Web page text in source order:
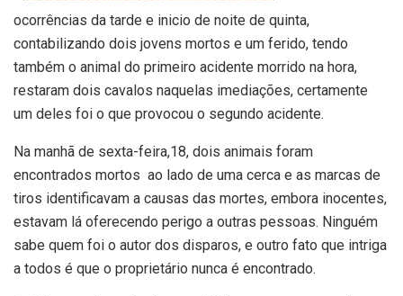
ocorrências da tarde e inicio de noite de quinta,
contabilizando dois jovens mortos e um ferido, tendo
também o animal do primeiro acidente morrido na hora,
restaram dois cavalos naquelas imediações, certamente
um deles foi o que provocou o segundo acidente.
Na manhã de sexta-feira,18, dois animais foram
encontrados mortos ao lado de uma cerca e as marcas de
tiros identificavam a causas das mortes, embora inocentes,
estavam lá oferecendo perigo a outras pessoas. Ninguém
sabe quem foi o autor dos disparos, e outro fato que intriga
a todos é que o proprietário nunca é encontrado.